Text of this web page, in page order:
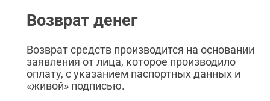
Возврат денег
Возврат средств производится на основании
заявления от лица, которое производило
оплату, с указанием паспортных данных и
«живой» подписью.